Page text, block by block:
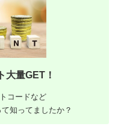
大量GET！
コードなど
知ってましたか？